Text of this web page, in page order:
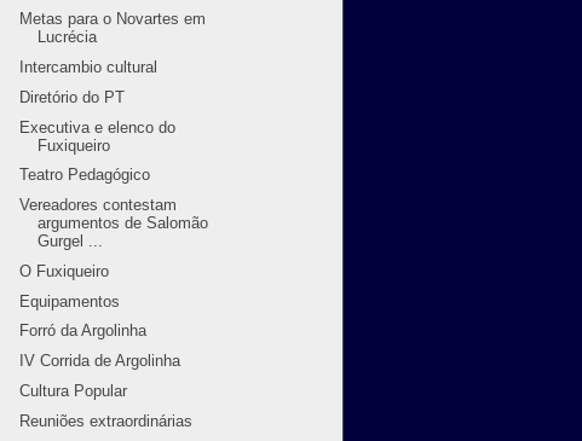
Metas para o Novartes em
Lucrécia
Intercambio cultural
Diretório do PT
Executiva e elenco do
Fuxiqueiro
Teatro Pedagógico
Vereadores contestam
argumentos de Salomão
Gurgel ...
O Fuxiqueiro
Equipamentos
Forró da Argolinha
IV Corrida de Argolinha
Cultura Popular
Reuniões extraordinárias